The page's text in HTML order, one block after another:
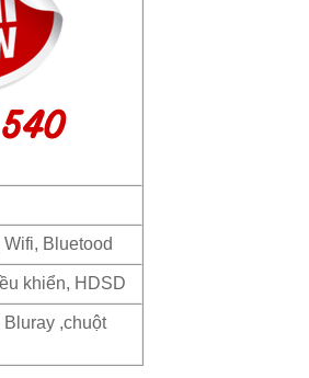
Bluetood
khiển, HDSD
,chuột